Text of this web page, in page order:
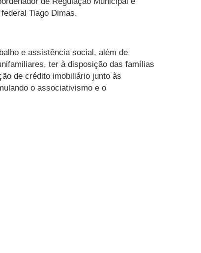
Tiago Dimas.
e assistência social, além de
ter à disposição das famílias
de crédito imobiliário junto às
o associativismo e o